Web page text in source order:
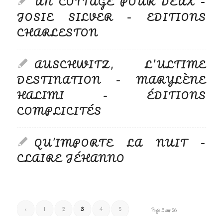
JOSIE SILVER – EDITIONS
CHARLESTON
AUSCHWITZ, L’ULTIME
DESTINATION – MARYLÈNE
HALIMI – ÉDITIONS
COMPLICITÉS
QU’IMPORTE LA NUIT –
CLAIRE JÉHANNO
Page 3 sur 26
‹ 1 2 3 4 5